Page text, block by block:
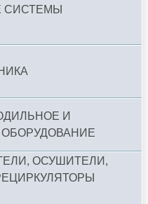
СИСТЕМЫ
И
ОСУШИТЕЛИ,